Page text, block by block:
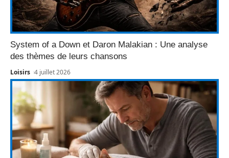
System of a Down et Daron Malakian : Une analyse
des thèmes de leurs chansons
Loisirs 4 juillet 2026